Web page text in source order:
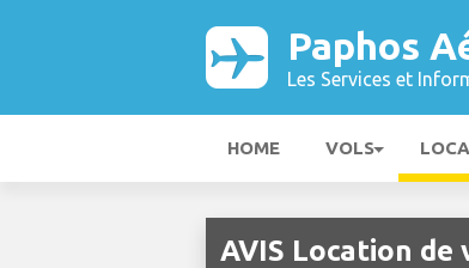
Paphos
Les Services et
HOME VOLS
AVIS Location